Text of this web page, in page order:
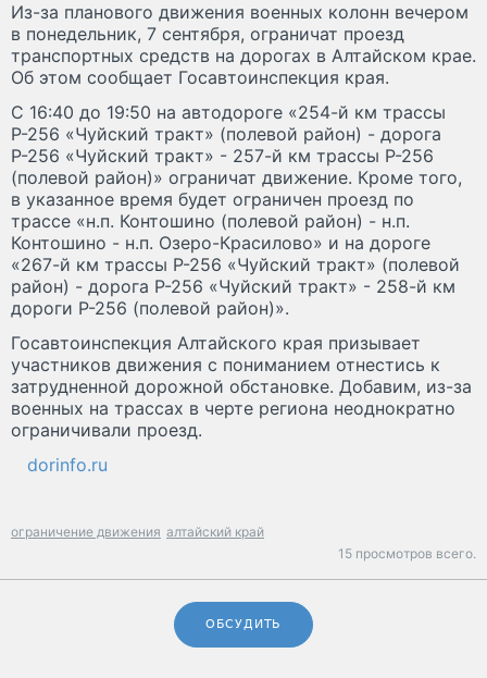
Из-за планового движения военных колонн вечером
в понедельник, 7 сентября, ограничат проезд
транспортных средств на дорогах в Алтайском крае.
Об этом сообщает Госавтоинспекция края.
С 16:40 до 19:50 на автодороге «254-й км трассы
Р-256 «Чуйский тракт» (полевой район) - дорога
Р-256 «Чуйский тракт» - 257-й км трассы Р-256
(полевой район)» ограничат движение. Кроме того,
в указанное время будет ограничен проезд по
трассе «н.п. Контошино (полевой район) - н.п.
Контошино - н.п. Озеро-Красилово» и на дороге
«267-й км трассы Р-256 «Чуйский тракт» (полевой
район) - дорога Р-256 «Чуйский тракт» - 258-й км
дороги Р-256 (полевой район)».
Госавтоинспекция Алтайского края призывает
участников движения с пониманием отнестись к
затрудненной дорожной обстановке. Добавим, из-за
военных на трассах в черте региона неоднократно
ограничивали проезд.
dorinfo.ru
ограничение движения алтайский край
15 просмотров всего.
ОБСУДИТЬ